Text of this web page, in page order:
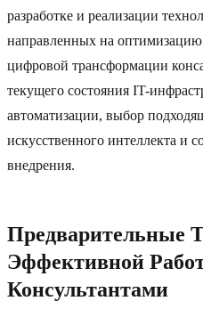
разработке и реализации
направленных на
цифровой трансформации
текущего состояния IT-
автоматизации, выбор
искусственного интеллекта и
внедрения.
Предварительные
Эффективной
Консультантами